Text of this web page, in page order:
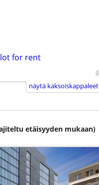
for rent
näytä kaksoiskappaleet
etäisyyden mukaan)